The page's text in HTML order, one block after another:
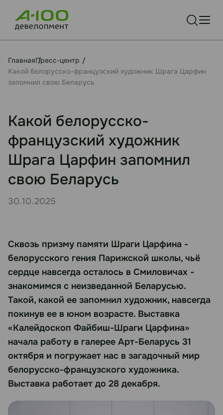
ГлавнаяПресс-центр
Какой белорусско-французский художник Шрага Царфин
запомнил свою Беларусь
Какой белорусско-
французский художник
Шрага Царфин запомнил
свою Беларусь
30.10.2025
Сквозь призму памяти Шраги Царфина -
белорусского гения Парижской школы, чьё
сердце навсегда осталось в Смиловичах -
знакомимся с неизведанной Беларусью.
Такой, какой ее запомнил художник, навсегда
покинув ее в юном возрасте. Выставка
«Калейдоскоп Файбиш-Шраги Царфина»
начала работу в галерее Арт-Беларусь 31
октября и погружает нас в загадочный мир
белорусско-французского художника.
Выставка работает до 28 декабря.